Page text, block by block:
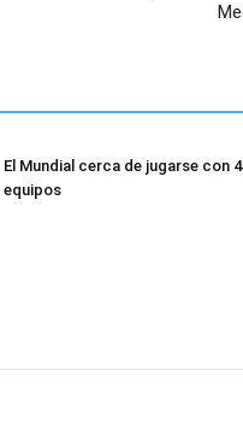
El Mundial cerca de jugarse con
equipos